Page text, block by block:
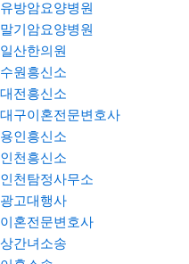
유방암요양병원
말기암요양병원
일산한의원
수원흥신소
대전흥신소
대구이혼전문변호사
용인흥신소
인천흥신소
인천탐정사무소
광고대행사
이혼전문변호사
상간녀소송